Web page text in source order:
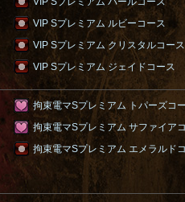
VIP Sプレミアム ルビーコース
VIP Sプレミアム クリスタルコース
VIP Sプレミアム ジェイドコース
拘束電マSプレミアム トパーズコ
拘束電マSプレミアム サファイア
拘束電マSプレミアム エメラルド